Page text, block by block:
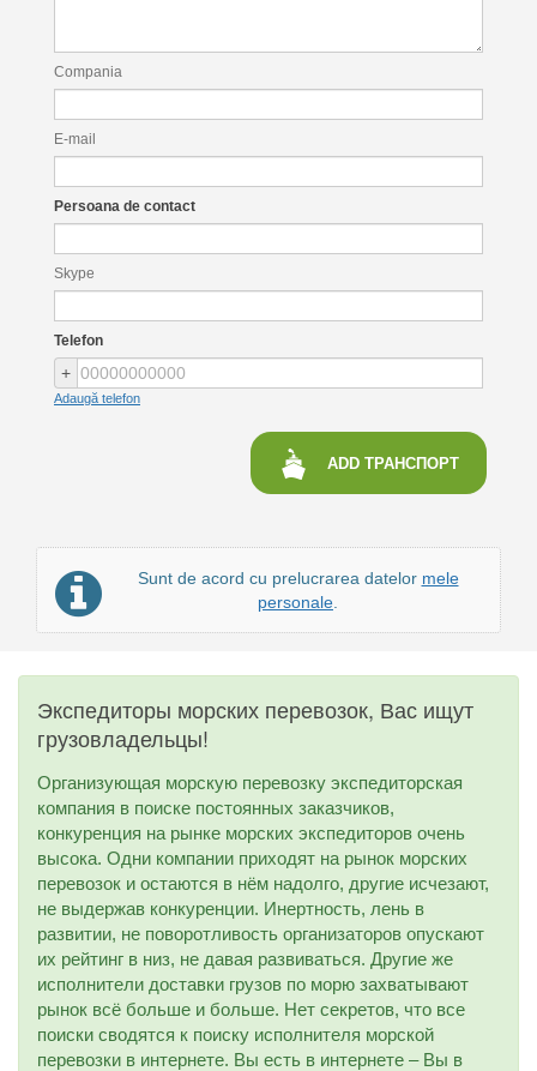
Compania
E-mail
Persoana de contact
Skype
Telefon
+
Adaugă telefon
ADD ТРАНСПОРТ
Sunt de acord cu prelucrarea datelor mele
personale
Экспедиторы морских перевозок, Вас ищут
грузовладельцы!
Организующая морскую перевозку экспедиторская
компания в поиске постоянных заказчиков,
конкуренция на рынке морских экспедиторов очень
высока. Одни компании приходят на рынок морских
перевозок и остаются в нём надолго, другие исчезают,
не выдержав конкуренции. Инертность, лень в
развитии, не поворотливость организаторов опускают
их рейтинг в низ, не давая развиваться. Другие же
исполнители доставки грузов по морю захватывают
рынок всё больше и больше. Нет секретов, что все
поиски сводятся к поиску исполнителя морской
перевозки в интернете. Вы есть в интернете – Вы в